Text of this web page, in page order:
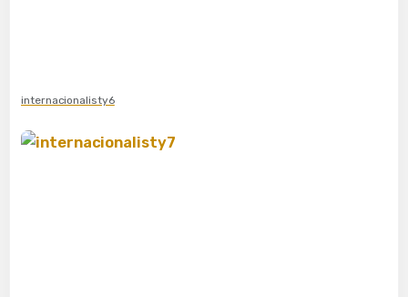
internacionalisty6